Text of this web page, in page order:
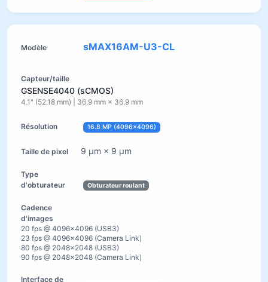
sMAX16AM-U3-CL
GSENSE4040 (sCMOS)
4.1" (52.18 mm) | 36.9 mm × 36.9 mm
16.8 MP (4096×4096)
9 µm × 9 µm
Obturateur roulant
20 fps @ 4096×4096 (USB3)
23 fps @ 4096×4096 (Camera Link)
80 fps @ 2048×2048 (USB3)
90 fps @ 2048×2048 (Camera Link)